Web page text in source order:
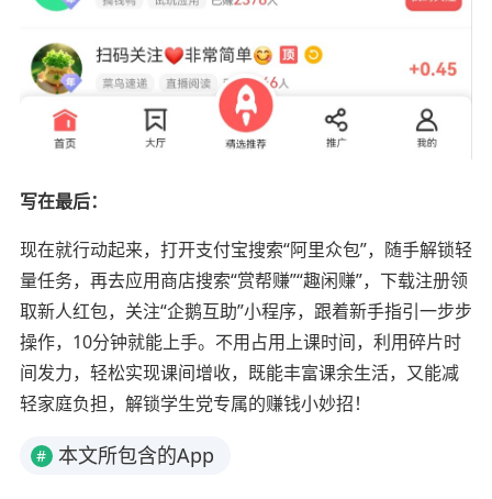
写在最后：
现在就行动起来，打开支付宝搜索“阿里众包”，随手解锁轻
量任务，再去应用商店搜索“赏帮赚”“趣闲赚”，下载注册领
取新人红包，关注“企鹅互助”小程序，跟着新手指引一步步
操作，10分钟就能上手。不用占用上课时间，利用碎片时
间发力，轻松实现课间增收，既能丰富课余生活，又能减
轻家庭负担，解锁学生党专属的赚钱小妙招！
# 本文所包含的App